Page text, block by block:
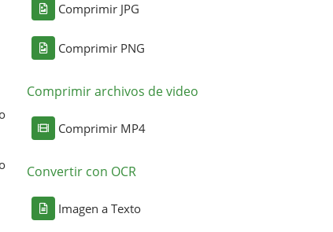
Comprimir JPG
Comprimir PNG
Comprimir archivos de video
Comprimir MP4
Convertir con OCR
Imagen a Texto